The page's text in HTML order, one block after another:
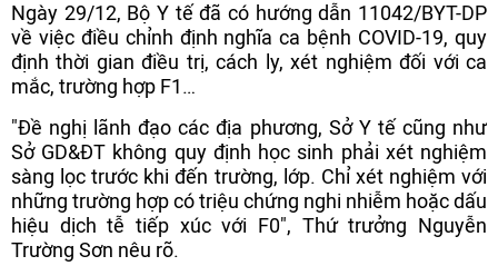
Ngày 29/12, Bộ Y tế đã có hướng dẫn 11042/BYT-DP
về việc điều chỉnh định nghĩa ca bệnh COVID-19, quy
định thời gian điều trị, cách ly, xét nghiệm đối với ca
mắc, trường hợp F1…
"Đề nghị lãnh đạo các địa phương, Sở Y tế cũng như
Sở GD&ĐT không quy định học sinh phải xét nghiệm
sàng lọc trước khi đến trường, lớp. Chỉ xét nghiệm với
những trường hợp có triệu chứng nghi nhiễm hoặc dấu
hiệu dịch tễ tiếp xúc với F0", Thứ trưởng Nguyễn
Trường Sơn nêu rõ.